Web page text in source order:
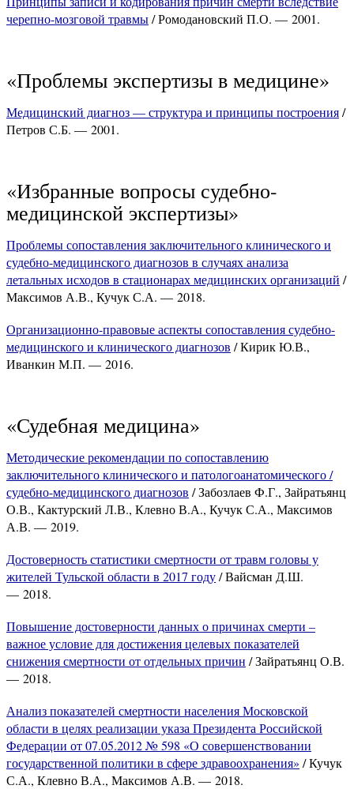
черепно-мозговой травмы/ Ромодановский П.О. — 2001.
«Проблемы экспертизы в медицине»
Медицинский диагноз — структура и принципы построения/
Петров С.Б. — 2001.
«Избранные вопросы судебно-
медицинской экспертизы»
Проблемы сопоставления заключительного клинического и
судебно-медицинского диагнозов в случаях анализа
летальных исходов в стационарах медицинских организаций /
Максимов А.В., Кучук С.А. — 2018.
Организационно-правовые аспекты сопоставления судебно-
медицинского и клинического диагнозов / Кирик Ю.В.,
Иванкин М.П. — 2016.
«Судебная медицина»
Методические рекомендации по сопоставлению
заключительного клинического и патологоанатомического /
судебно-медицинского диагнозов / Забозлаев Ф.Г., Зайратьянц
О.В., Кактурский Л.В., Клевно В.А., Кучук С.А., Максимов
А.В. — 2019.
Достоверность статистики смертности от травм головы у
жителей Тульской области в 2017 году/ Вайсман Д.Ш.
— 2018.
Повышение достоверности данных о причинах смерти –
важное условие для достижения целевых показателей
снижения смертности от отдельных причин / Зайратьянц О.В.
— 2018.
Анализ показателей смертности населения Московской
области в целях реализации указа Президента Российской
Федерации от 07.05.2012 № 598 «О совершенствовании
государственной политики в сфере здравоохранения» / Кучук
С.А., Клевно В.А., Максимов А.В. — 2018.